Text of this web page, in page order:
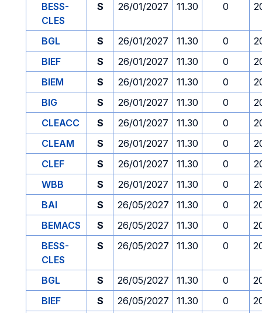
BESS-
CLES
S 26/01/2027 11.30 0
BGL S 26/01/2027 11.30 0
BIEF
S 26/01/2027 11.30 0
BIEM
S 26/01/2027 11.30 0
BIG
S 26/01/2027 11.30 0
CLEACC
S 26/01/2027 11.30 0
CLEAM
S 26/01/2027 11.30 0
CLEF
S 26/01/2027 11.30 0
WBB
S 26/01/2027 11.30 0
BAI
S 26/05/2027 11.30 0
BEMACS
S 26/05/2027 11.30 0
BESS-
CLES
S 26/05/2027 11.30 0
BGL S 26/05/2027 11.30 0
BIEF
S 26/05/2027 11.30 0